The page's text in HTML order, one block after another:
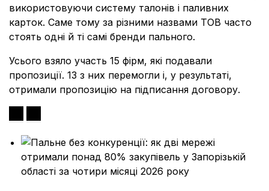
використовуючи систему талонів і паливних
карток. Саме тому за різними назвами ТОВ часто
стоять одні й ті самі бренди пального.
Усього взяло участь 15 фірм, які подавали
пропозиції. 13 з них перемогли і, у результаті,
отримали пропозицію на підписання договору.